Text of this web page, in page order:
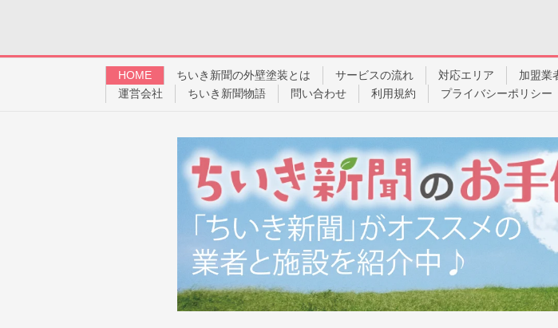
HOME ちいき新聞の外壁塗装とは サービスの流れ 対応エリア 加盟業
運営会社
ちいき新聞物語 問い合わせ 利用規約 プライバシーポリシー